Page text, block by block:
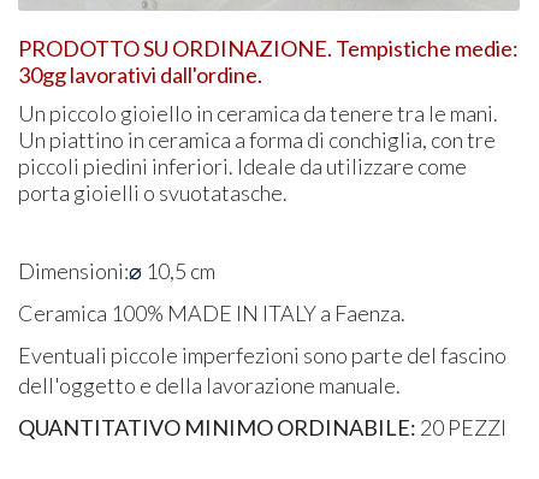
PRODOTTO SU ORDINAZIONE. Tempistiche medie:
30gg lavorativi dall'ordine.
Un piccolo gioiello in ceramica da tenere tra le mani.
Un piattino in ceramica a forma di conchiglia, con tre
piccoli piedini inferiori. Ideale da utilizzare come
porta gioielli o svuotatasche.
Dimensioni:⌀ 10,5 cm
Ceramica 100% MADE IN ITALY a Faenza.
Eventuali piccole imperfezioni sono parte del fascino
dell'oggetto e della lavorazione manuale.
QUANTITATIVO MINIMO ORDINABILE: 20 PEZZI